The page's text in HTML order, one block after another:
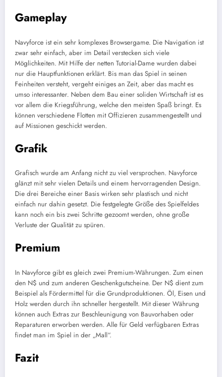
Gameplay
Navyforce ist ein sehr komplexes Browsergame. Die Navigation ist
zwar sehr einfach, aber im Detail verstecken sich viele
Möglichkeiten. Mit Hilfe der netten Tutorial-Dame wurden dabei
nur die Hauptfunktionen erklärt. Bis man das Spiel in seinen
Feinheiten versteht, vergeht einiges an Zeit, aber das macht es
umso interessanter. Neben dem Bau einer soliden Wirtschaft ist es
vor allem die Kriegsführung, welche den meisten Spaß bringt. Es
können verschiedene Flotten mit Offizieren zusammengestellt und
auf Missionen geschickt werden.
Grafik
Grafisch wurde am Anfang nicht zu viel versprochen. Navyforce
glänzt mit sehr vielen Details und einem hervorragenden Design.
Die drei Bereiche einer Basis wirken sehr plastisch und nicht
einfach nur dahin gesetzt. Die festgelegte Größe des Spielfeldes
kann noch ein bis zwei Schritte gezoomt werden, ohne große
Verluste der Qualität zu spüren.
Premium
In Navyforce gibt es gleich zwei Premium-Währungen. Zum einen
den N$ und zum anderen Geschenkgutscheine. Der N$ dient zum
Beispiel als Fördermittel für die Grundproduktionen. Öl, Eisen und
Holz werden durch ihn schneller hergestellt. Mit dieser Währung
können auch Extras zur Beschleunigung von Bauvorhaben oder
Reparaturen erworben werden. Alle für Geld verfügbaren Extras
findet man im Spiel in der „Mall“.
Fazit